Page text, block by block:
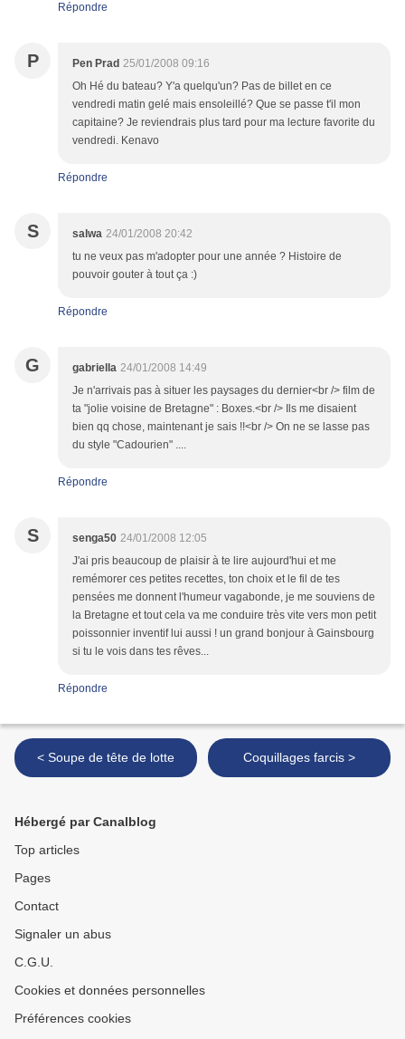
Répondre
P Pen Prad 25/01/2008 09:16
Oh Hé du bateau? Y'a quelqu'un? Pas de billet en ce
vendredi matin gelé mais ensoleillé? Que se passe t'il mon
capitaine? Je reviendrais plus tard pour ma lecture favorite du
vendredi. Kenavo
Répondre
S salwa 24/01/2008 20:42
tu ne veux pas m'adopter pour une année ? Histoire de
pouvoir gouter à tout ça :)
Répondre
G gabriella 24/01/2008 14:49
Je n'arrivais pas à situer les paysages du dernier<br /> film de
ta "jolie voisine de Bretagne" : Boxes.<br /> Ils me disaient
bien qq chose, maintenant je sais !!<br /> On ne se lasse pas
du style "Cadourien" ....
Répondre
S senga50 24/01/2008 12:05
J'ai pris beaucoup de plaisir à te lire aujourd'hui et me
remémorer ces petites recettes, ton choix et le fil de tes
pensées me donnent l'humeur vagabonde, je me souviens de
la Bretagne et tout cela va me conduire très vite vers mon petit
poissonnier inventif lui aussi ! un grand bonjour à Gainsbourg
si tu le vois dans tes rêves...
Répondre
< Soupe de tête de lotte Coquillages farcis >
Hébergé par Canalblog
Top articles
Pages
Contact
Signaler un abus
C.G.U.
Cookies et données personnelles
Préférences cookies